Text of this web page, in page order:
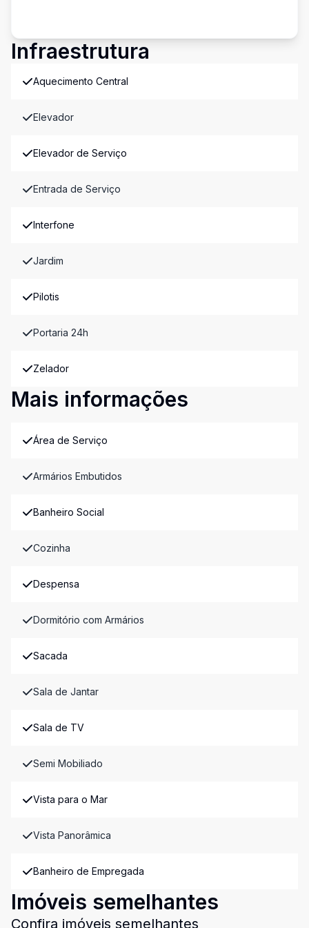
Infraestrutura
Aquecimento Central
Elevador
Elevador de Serviço
Entrada de Serviço
Interfone
Jardim
Pilotis
Portaria 24h
Zelador
Mais informações
Área de Serviço
Armários Embutidos
Banheiro Social
Cozinha
Despensa
Dormitório com Armários
Sacada
Sala de Jantar
Sala de TV
Semi Mobiliado
Vista para o Mar
Vista Panorâmica
Banheiro de Empregada
Imóveis semelhantes
Confira imóveis semelhantes